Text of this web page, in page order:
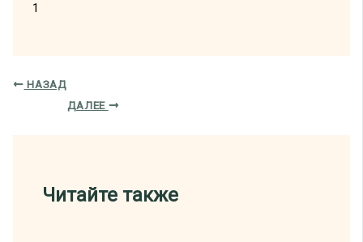
1
НАЗАД
ДАЛЕЕ
Читайте также